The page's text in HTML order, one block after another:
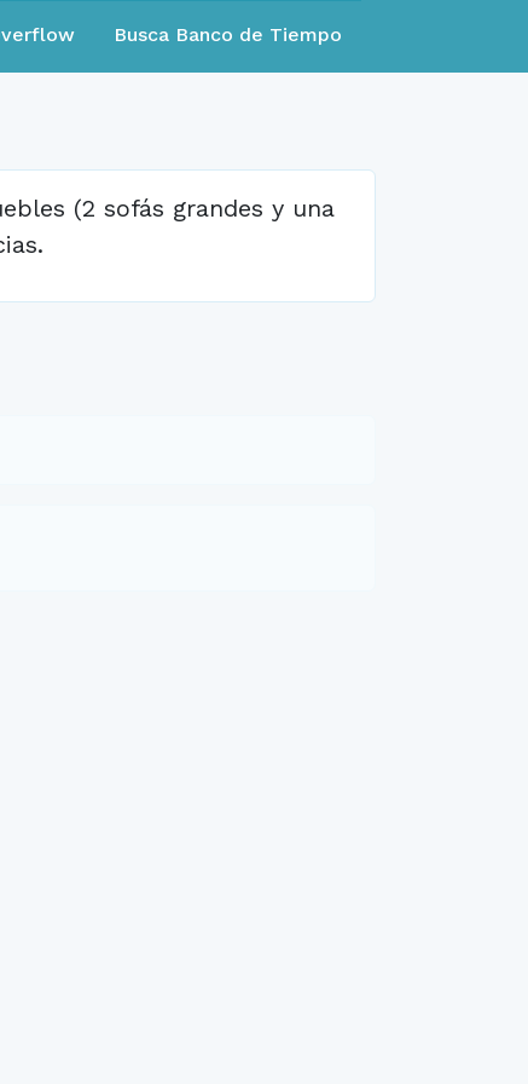
Busca Banco de Tiempo
(2 sofás grandes y una